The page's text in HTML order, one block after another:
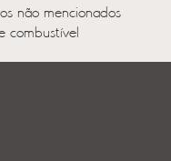
não mencionados
combustível